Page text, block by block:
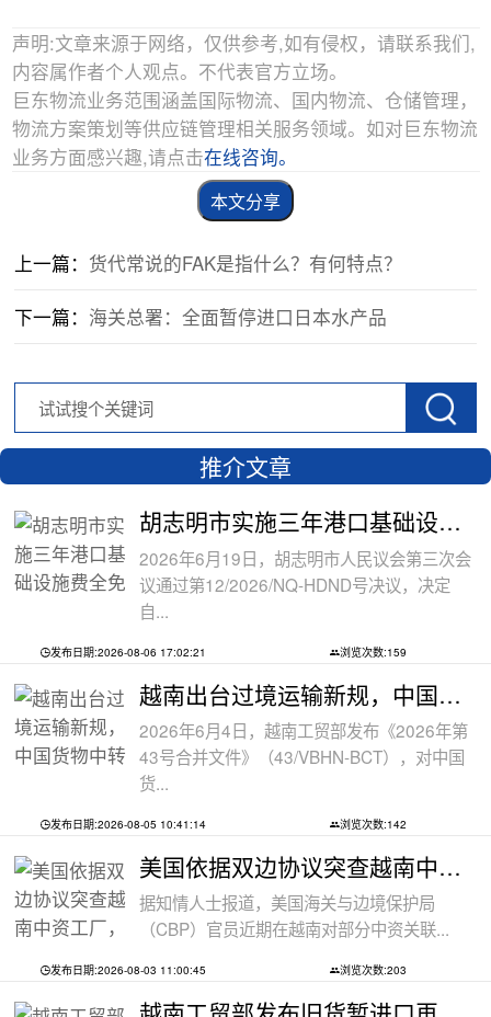
声明:文章来源于网络，仅供参考,如有侵权，请联系我们,
内容属作者个人观点。不代表官方立场。
巨东物流业务范围涵盖国际物流、国内物流、仓储管理，
物流方案策划等供应链管理相关服务领域。如对巨东物流
业务方面感兴趣,请点击在线咨询。
本文分享
上一篇： 货代常说的FAK是指什么？有何特点？
下一篇： 海关总署：全面暂停进口日本水产品
推介文章
胡志明市实施三年港口基础设施费全免政
2026年6月19日，胡志明市人民议会第三次会
议通过第12/2026/NQ-HDND号决议，决定
自...
发布日期:2026-08-06 17:02:21 浏览次数:159
越南出台过境运输新规，中国货物中转通
2026年6月4日，越南工贸部发布《2026年第
43号合并文件》（43/VBHN-BCT），对中国
货...
发布日期:2026-08-05 10:41:14 浏览次数:142
美国依据双边协议突查越南中资工厂，三
据知情人士报道，美国海关与边境保护局
（CBP）官员近期在越南对部分中资关联...
发布日期:2026-08-03 11:00:45 浏览次数:203